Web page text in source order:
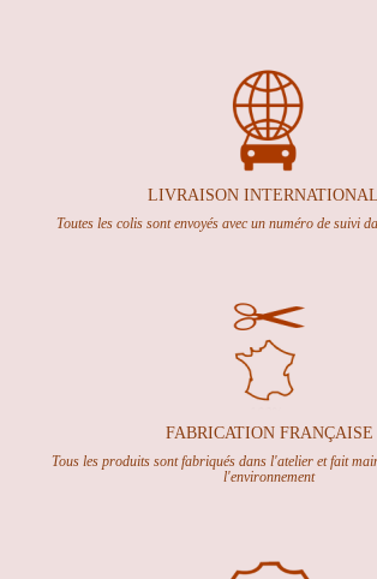
LIVRAISON INTERNATION
Toutes les colis sont envoyés avec un numéro de suivi
FABRICATION FRANÇAISE
Tous les produits sont fabriqués dans l'atelier et fait
l'environnement